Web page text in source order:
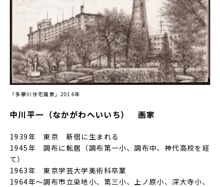
「多摩川住宅風景」2016年
中川平一（なかがわへいいち） 画家
1939年 東京 新宿に生まれる
1945年 調布に転居（調布第一小、調布中、神代高校を経
て）
1963年 東京学芸大学美術科卒業
1964年～調布市立染地小、第三小、上ノ原小、深大寺小、